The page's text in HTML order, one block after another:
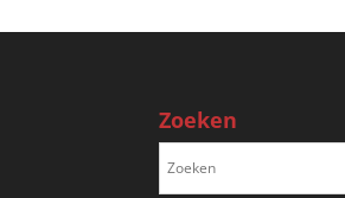
€58.00.€25.00.
Zoeken